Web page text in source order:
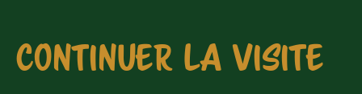
CONTINUER LA VISITE